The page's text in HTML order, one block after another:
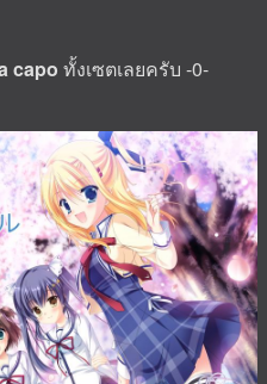
capo ทั้งเซตเลยครับ -0-